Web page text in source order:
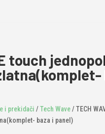
touch
i prekidači /Tech Wave/ TECH
baza i panel)